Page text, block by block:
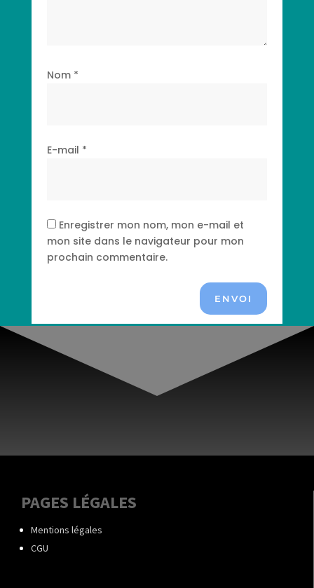
Nom *
E-mail *
Enregistrer mon nom, mon e-mail et
mon site dans le navigateur pour mon
prochain commentaire.
ENVOI
PAGES LÉGALES
Mentions légales
CGU